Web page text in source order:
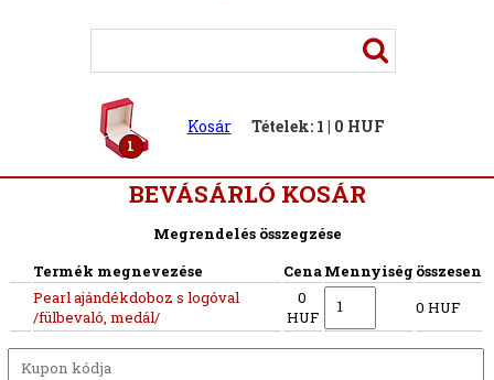
1
Kosár Tételek: 1 | 0 HUF
BEVÁSÁRLÓ KOSÁR
Megrendelés összegzése
Termék megnevezése
CenaMennyiség összesen
Pearl ajándékdoboz s logóval
/fülbevaló, medál/
0
HUF
0 HUF